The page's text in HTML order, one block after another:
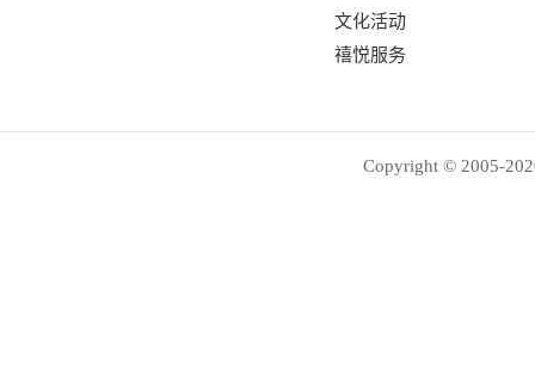
文化活动
禧悦服务
Copyright © 2005-